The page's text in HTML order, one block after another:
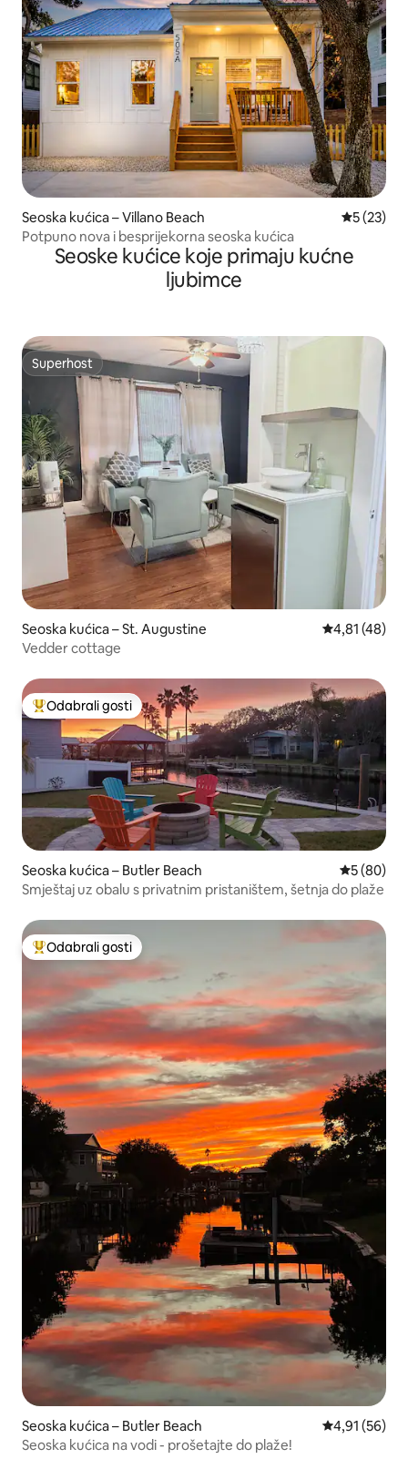
Seoska kućica – Villano Beach Prosječna
5 (23)
Potpuno nova i besprijekorna seoska kućica
Seoske kućice koje primaju kućne
ljubimce
Superhost
Superhost
Seoska kućica – St. Augustine Prosječna
4,81 (48)
Vedder cottage
Među najviše rangiranima s oznakom „Odabrali gosti”
Odabrali gosti
Seoska kućica – Butler Beach Prosječna
5 (80)
Smještaj uz obalu s privatnim pristaništem, šetnja do plaže
Među najviše rangiranima s oznakom „Odabrali gosti”
Odabrali gosti
Seoska kućica – Butler Beach Prosječna
4,91 (56)
Seoska kućica na vodi - prošetajte do plaže!